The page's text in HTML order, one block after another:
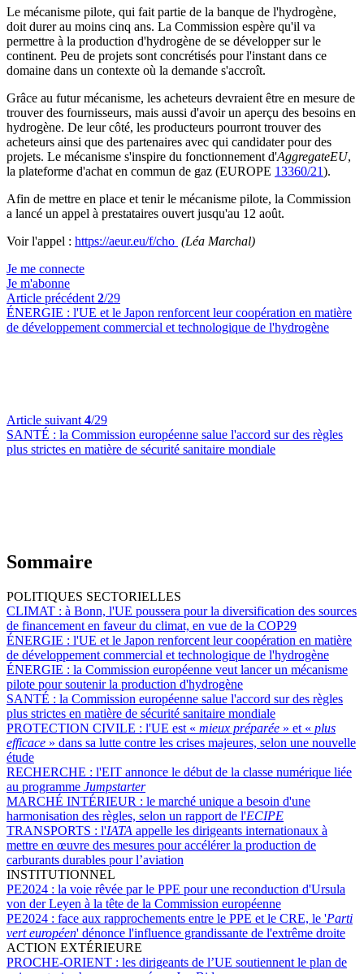
Le mécanisme pilote, qui fait partie de la banque de l'hydrogène,
doit durer au moins cinq ans. La Commission espère qu'il va
permettre à la production d'hydrogène de se développer sur le
continent. Peu de projets sont concrétisés pour l'instant dans ce
domaine dans un contexte où la demande s'accroît.
Grâce au futur mécanisme, les acheteurs devraient être en mesure de
trouver des fournisseurs, mais aussi d'avoir un aperçu des besoins en
hydrogène. De leur côté, les producteurs pourront trouver des
acheteurs ainsi que des partenaires avec qui candidater pour des
projets. Le mécanisme s'inspire du fonctionnement d'AggregateEU,
la plateforme d'achat en commun de gaz (EUROPE 13360/21).
Afin de mettre en place et tenir le mécanisme pilote, la Commission
a lancé un appel à prestataires ouvert jusqu'au 12 août.
Voir l'appel : https://aeur.eu/f/cho (Léa Marchal)
Je me connecte
Je m'abonne
Article précédent 2/29
ÉNERGIE : l'UE et le Japon renforcent leur coopération en matière
de développement commercial et technologique de l'hydrogène
Article suivant 4/29
SANTÉ : la Commission européenne salue l'accord sur des règles
plus strictes en matière de sécurité sanitaire mondiale
Sommaire
POLITIQUES SECTORIELLES
CLIMAT : à Bonn, l'UE poussera pour la diversification des sources
de financement en faveur du climat, en vue de la COP29
ÉNERGIE : l'UE et le Japon renforcent leur coopération en matière
de développement commercial et technologique de l'hydrogène
ÉNERGIE : la Commission européenne veut lancer un mécanisme
pilote pour soutenir la production d'hydrogène
SANTÉ : la Commission européenne salue l'accord sur des règles
plus strictes en matière de sécurité sanitaire mondiale
PROTECTION CIVILE : l'UE est « mieux préparée » et « plus
efficace » dans sa lutte contre les crises majeures, selon une nouvelle
étude
RECHERCHE : l'EIT annonce le début de la classe numérique liée
au programme Jumpstarter
MARCHÉ INTÉRIEUR : le marché unique a besoin d'une
harmonisation des règles, selon un rapport de l'ECIPE
TRANSPORTS : l'IATA appelle les dirigeants internationaux à
mettre en œuvre des mesures pour accélérer la production de
carburants durables pour l’aviation
INSTITUTIONNEL
PE2024 : la voie rêvée par le PPE pour une reconduction d'Ursula
von der Leyen à la tête de la Commission européenne
PE2024 : face aux rapprochements entre le PPE et le CRE, le 'Parti
vert européen' dénonce l'influence grandissante de l'extrême droite
ACTION EXTÉRIEURE
PROCHE-ORIENT : les dirigeants de l’UE soutiennent le plan de